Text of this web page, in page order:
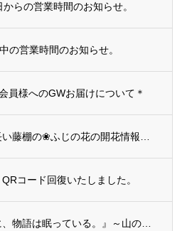
らの営業時間のお知らせ。
の営業時間のお知らせ。
員様へのGWお届けについて＊
コード回復いたしました。